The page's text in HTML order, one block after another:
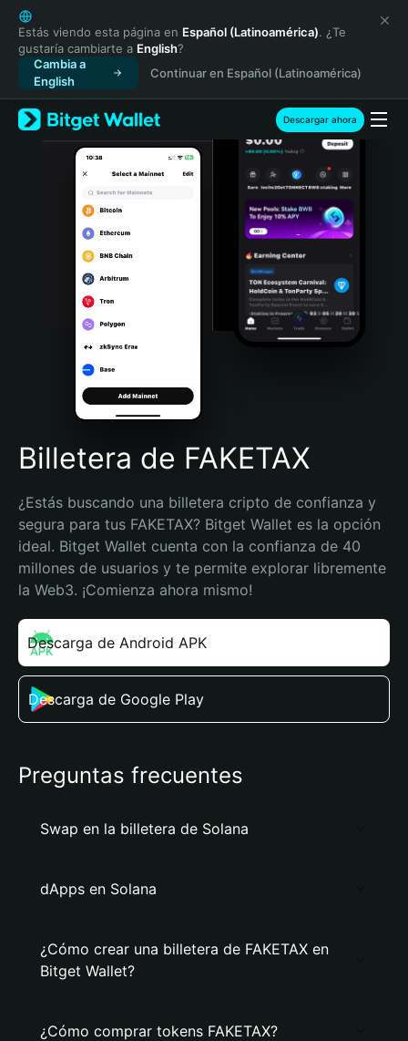
English
日本語
Tiếng Việt
Русский
Español (Latinoamérica)
Türkçe
Italiano
Português (Portugal)
Bahasa Indonesia
Português (Brasil)
Español (Argentina)
Estás viendo esta página en Español (Latinoamérica). ¿Te
gustaría cambiarte a English?
Cambia a
English
Continuar en Español (Latinoamérica)
Descargar ahora
Billetera de FAKETAX
¿Estás buscando una billetera cripto de confianza y
segura para tus FAKETAX? Bitget Wallet es la opción
ideal. Bitget Wallet cuenta con la confianza de 40
millones de usuarios y te permite explorar libremente
la Web3. ¡Comienza ahora mismo!
Descarga de Android APK
Descarga de Google Play
Preguntas frecuentes
Swap en la billetera de Solana
dApps en Solana
¿Cómo crear una billetera de FAKETAX en
Bitget Wallet?
¿Cómo comprar tokens FAKETAX?